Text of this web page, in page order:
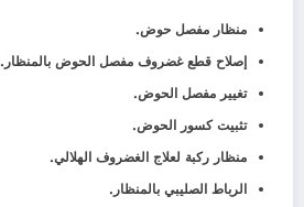
منظار مفصل حوض.
إصلاح قطع غضروف مفصل الحوض بالمنظار.
تغيير مفصل الحوض.
تثبيت كسور الحوض.
منظار ركبة لعلاج الغضروف الهلالي.
الرباط الصليبي بالمنظار.